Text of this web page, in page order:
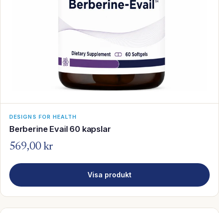
DESIGNS FOR HEALTH
Berberine Evail 60 kapslar
569,00 kr
Visa produkt